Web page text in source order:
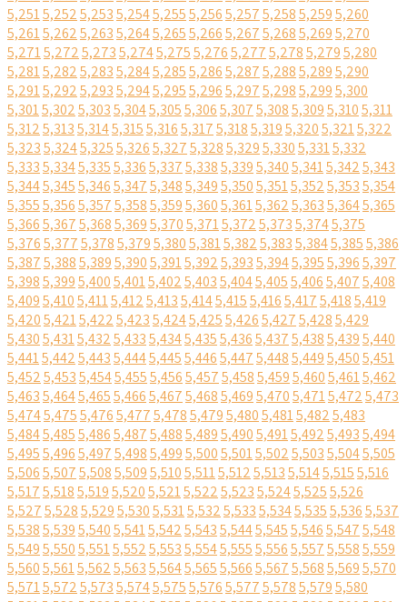
5,2515,2525,2535,2545,2555,2565,2575,2585,2595,260
5,2615,2625,2635,2645,2655,2665,2675,2685,2695,270
5,2715,2725,2735,2745,2755,2765,2775,2785,2795,280
5,2815,2825,2835,2845,2855,2865,2875,2885,2895,290
5,2915,2925,2935,2945,2955,2965,2975,2985,2995,300
5,3015,3025,3035,3045,3055,3065,3075,3085,3095,3105,311
5,3125,3135,3145,3155,3165,3175,3185,3195,3205,3215,322
5,3235,3245,3255,3265,3275,3285,3295,3305,3315,332
5,3335,3345,3355,3365,3375,3385,3395,3405,3415,3425,343
5,3445,3455,3465,3475,3485,3495,3505,3515,3525,3535,354
5,3555,3565,3575,3585,3595,3605,3615,3625,3635,3645,365
5,3665,3675,3685,3695,3705,3715,3725,3735,3745,375
5,3765,3775,3785,3795,3805,3815,3825,3835,3845,3855,386
5,3875,3885,3895,3905,3915,3925,3935,3945,3955,3965,397
5,3985,3995,4005,4015,4025,4035,4045,4055,4065,4075,408
5,4095,4105,4115,4125,4135,4145,4155,4165,4175,4185,419
5,4205,4215,4225,4235,4245,4255,4265,4275,4285,429
5,4305,4315,4325,4335,4345,4355,4365,4375,4385,4395,440
5,4415,4425,4435,4445,4455,4465,4475,4485,4495,4505,451
5,4525,4535,4545,4555,4565,4575,4585,4595,4605,4615,462
5,4635,4645,4655,4665,4675,4685,4695,4705,4715,4725,473
5,4745,4755,4765,4775,4785,4795,4805,4815,4825,483
5,4845,4855,4865,4875,4885,4895,4905,4915,4925,4935,494
5,4955,4965,4975,4985,4995,5005,5015,5025,5035,5045,505
5,5065,5075,5085,5095,5105,5115,5125,5135,5145,5155,516
5,5175,5185,5195,5205,5215,5225,5235,5245,5255,526
5,5275,5285,5295,5305,5315,5325,5335,5345,5355,5365,537
5,5385,5395,5405,5415,5425,5435,5445,5455,5465,5475,548
5,5495,5505,5515,5525,5535,5545,5555,5565,5575,5585,559
5,5605,5615,5625,5635,5645,5655,5665,5675,5685,5695,570
5,5715,5725,5735,5745,5755,5765,5775,5785,5795,580